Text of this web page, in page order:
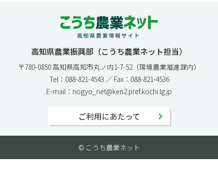
高知県農業振興部（こうち農業ネット担当）
〒780-0850 高知県高知市丸ノ内1-7-52（環境農業推進課内）
Tel：088-821-4543 ／ Fax：088-821-4536
E-mail：nogyo_net@ken2.pref.kochi.lg.jp
ご利用にあたって
© こうち農業ネット